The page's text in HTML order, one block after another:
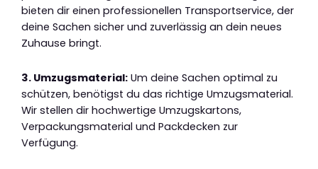
bieten dir einen professionellen Transportservice, der
deine Sachen sicher und zuverlässig an dein neues
Zuhause bringt.
3. Umzugsmaterial: Um deine Sachen optimal zu
schützen, benötigst du das richtige Umzugsmaterial.
Wir stellen dir hochwertige Umzugskartons,
Verpackungsmaterial und Packdecken zur
Verfügung.